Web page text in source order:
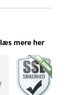
læs mere her